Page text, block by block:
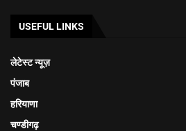
USEFUL LINKS
लेटेस्ट न्यूज़
पंजाब
हरियाणा
चण्डीगढ़